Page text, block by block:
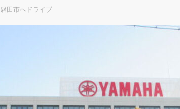
磐田市へドライブ